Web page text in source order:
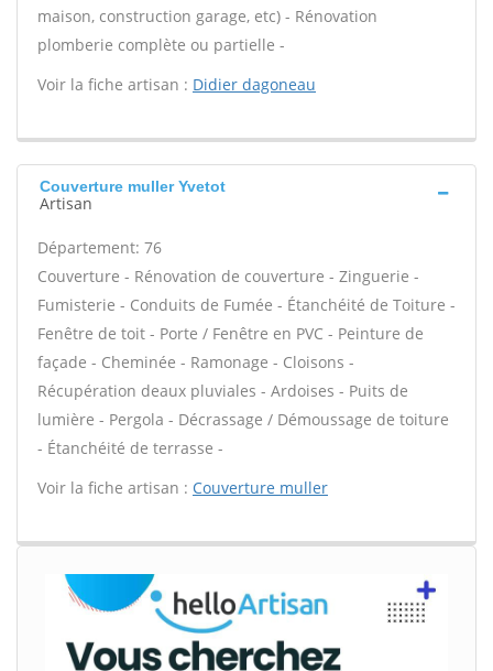
maison, construction garage, etc) - Rénovation
plomberie complète ou partielle -
Voir la fiche artisan : Didier dagoneau
Couverture muller Yvetot
Artisan
Département: 76
Couverture - Rénovation de couverture - Zinguerie -
Fumisterie - Conduits de Fumée - Étanchéité de Toiture -
Fenêtre de toit - Porte / Fenêtre en PVC - Peinture de
façade - Cheminée - Ramonage - Cloisons -
Récupération deaux pluviales - Ardoises - Puits de
lumière - Pergola - Décrassage / Démoussage de toiture
- Étanchéité de terrasse -
Voir la fiche artisan : Couverture muller